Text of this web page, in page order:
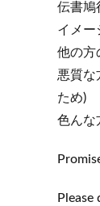
伝書鳩
イメー
他の方
悪質な
ため)
色んな